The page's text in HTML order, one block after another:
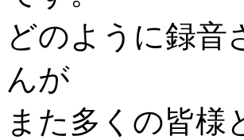
どのように録音
んが
また多くの皆様